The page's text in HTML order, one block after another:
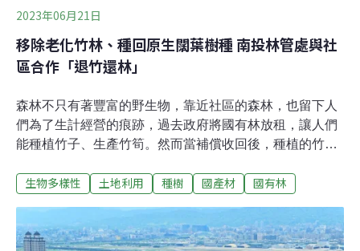
2023年06月21日
移除老化竹林、種回原生闊葉樹種 南投林管處與社
區合作「退竹還林」
森林不只有著豐富的野生物，靠近社區的森林，也留下人
們為了生計經營的痕跡，過去政府將國有林放租，讓人們
能種植竹子、生產竹筍。然而當補償收回後，種植的竹林
象。為了恢復森林生態系，南投林管處啟動「退竹還林」
護協會，種回當地民眾記憶中的台灣低海拔闊葉樹種，與
社區共同涵養水質、強化水土保持。曾經為生計伐林種竹
生物多樣性 土地利用 種樹 國產材 國有林